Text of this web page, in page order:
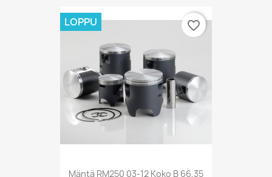
Mäntä RM250 03-12 Koko B 66,35
LOPPU favorite_border